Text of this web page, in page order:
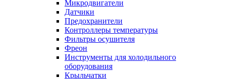
Микродвигатели
Датчики
Предохранители
Контроллеры температуры
Фильтры осушителя
Фреон
Инструменты для холодильного
оборудования
Крыльчатки